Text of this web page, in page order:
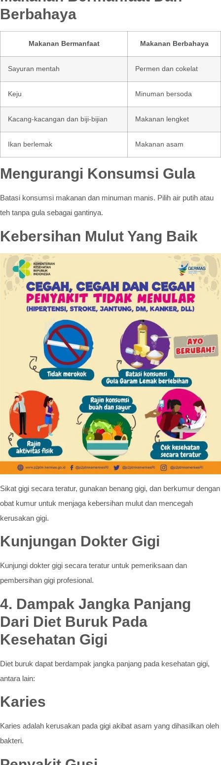
Berbahaya
Makanan Bermanfaat Makanan Berbahaya
Sayuran mentah Permen dan cokelat
Keju Minuman bersoda
Kacang-kacangan dan biji-bijian Makanan lengket
Ikan berlemak Makanan asam
Mengurangi Konsumsi Gula
Batasi konsumsi makanan dan minuman manis. Pilih air putih atau
teh tanpa gula sebagai gantinya.
Kebersihan Mulut Yang Baik
Sikat gigi secara teratur, gunakan benang gigi, dan berkumur dengan
obat kumur untuk menjaga kebersihan mulut dan mencegah
kerusakan gigi.
Kunjungan Dokter Gigi
Kunjungi dokter gigi secara teratur untuk pemeriksaan dan
pembersihan gigi profesional.
4. Dampak Jangka Panjang
Dari Diet Buruk Pada
Kesehatan Gigi
Diet buruk dapat berdampak jangka panjang pada kesehatan gigi,
antara lain:
Karies
Karies adalah kerusakan pada gigi akibat asam yang dihasilkan oleh
bakteri.